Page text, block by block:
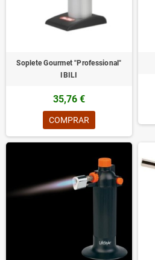
Soplete Gourmet "Professional"
IBILI
35,76 €
COMPRAR